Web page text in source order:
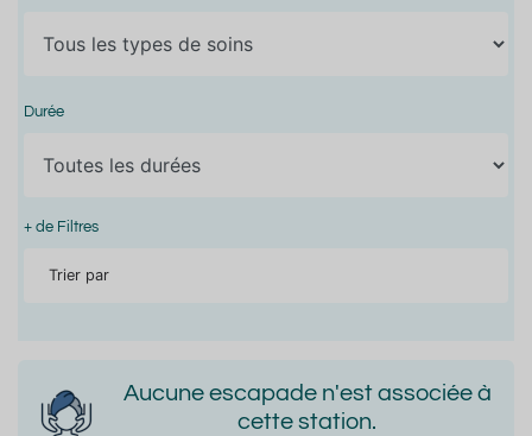
Durée
+ de Filtres
Trier par
Aucune escapade n'est associée à
cette station.